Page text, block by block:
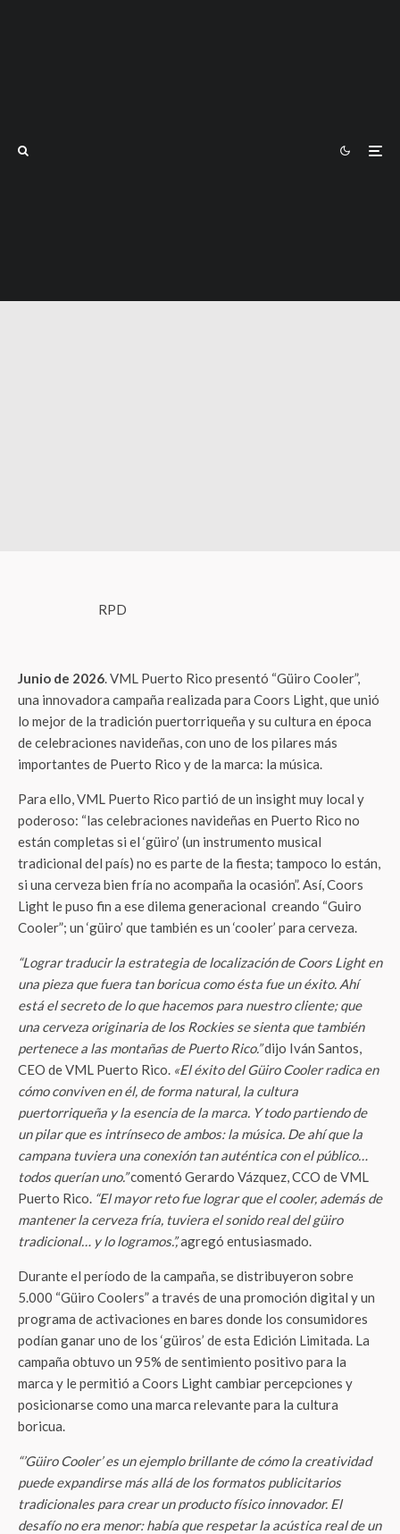
RPD
Junio de 2026. VML Puerto Rico presentó “Güiro Cooler”,
una innovadora campaña realizada para Coors Light, que unió
lo mejor de la tradición puertorriqueña y su cultura en época
de celebraciones navideñas, con uno de los pilares más
importantes de Puerto Rico y de la marca: la música.
Para ello, VML Puerto Rico partió de un insight muy local y
poderoso: “las celebraciones navideñas en Puerto Rico no
están completas si el ‘güiro’ (un instrumento musical
tradicional del país) no es parte de la fiesta; tampoco lo están,
si una cerveza bien fría no acompaña la ocasión”. Así, Coors
Light le puso fin a ese dilema generacional creando “Guiro
Cooler”; un ‘güiro’ que también es un ‘cooler’ para cerveza.
“Lograr traducir la estrategia de localización de Coors Light en
una pieza que fuera tan boricua como ésta fue un éxito. Ahí
está el secreto de lo que hacemos para nuestro cliente; que
una cerveza originaria de los Rockies se sienta que también
pertenece a las montañas de Puerto Rico.”dijo Iván Santos,
CEO de VML Puerto Rico. «El éxito del Güiro Cooler radica en
cómo conviven en él, de forma natural, la cultura
puertorriqueña y la esencia de la marca. Y todo partiendo de
un pilar que es intrínseco de ambos: la música. De ahí que la
campana tuviera una conexión tan auténtica con el público…
todos querían uno.”comentó Gerardo Vázquez, CCO de VML
Puerto Rico. “El mayor reto fue lograr que el cooler, además de
mantener la cerveza fría, tuviera el sonido real del güiro
tradicional… y lo logramos.”,agregó entusiasmado.
Durante el período de la campaña, se distribuyeron sobre
5.000 “Güiro Coolers” a través de una promoción digital y un
programa de activaciones en bares donde los consumidores
podían ganar uno de los ‘güiros’ de esta Edición Limitada. La
campaña obtuvo un 95% de sentimiento positivo para la
marca y le permitió a Coors Light cambiar percepciones y
posicionarse como una marca relevante para la cultura
boricua.
“’Güiro Cooler’ es un ejemplo brillante de cómo la creatividad
puede expandirse más allá de los formatos publicitarios
tradicionales para crear un producto físico innovador. El
desafío no era menor: había que respetar la acústica real de un